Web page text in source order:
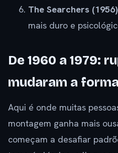
The Searchers
mais duro e
De 1960 a 1979:
mudaram a
Aqui é onde muitas
montagem ganha mais
começam a desafiar